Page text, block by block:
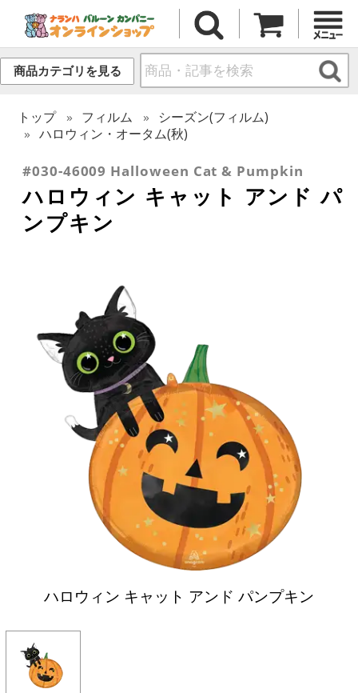
商品カテゴリを見る
トップ フィルム
シーズン(フィルム)
ハロウィン・オータム(秋)
#030-46009 Halloween Cat & Pumpkin
ハロウィン キャット アンド パ
ンプキン
ハロウィン キャット アンド パンプキン